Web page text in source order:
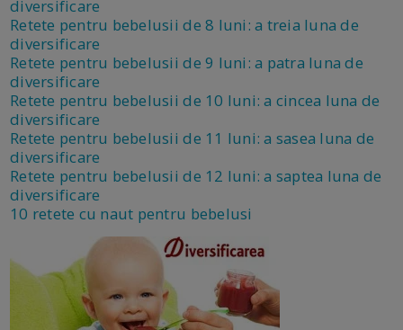
diversificare
Retete pentru bebelusii de 8 luni: a treia luna de
diversificare
Retete pentru bebelusii de 9 luni: a patra luna de
diversificare
Retete pentru bebelusii de 10 luni: a cincea luna de
diversificare
Retete pentru bebelusii de 11 luni: a sasea luna de
diversificare
Retete pentru bebelusii de 12 luni: a saptea luna de
diversificare
10 retete cu naut pentru bebelusi